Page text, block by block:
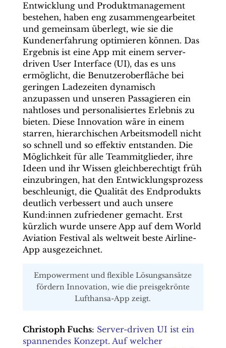
Entwicklung und Produktmanagement
bestehen, haben eng zusammengearbeitet
und gemeinsam überlegt, wie sie die
Kundenerfahrung optimieren können. Das
Ergebnis ist eine App mit einem server-
driven User Interface (UI), das es uns
ermöglicht, die Benutzeroberfläche bei
geringen Ladezeiten dynamisch
anzupassen und unseren Passagieren ein
nahtloses und personalisiertes Erlebnis zu
bieten. Diese Innovation wäre in einem
starren, hierarchischen Arbeitsmodell nicht
so schnell und so effektiv entstanden. Die
Möglichkeit für alle Teammitglieder, ihre
Ideen und ihr Wissen gleichberechtigt früh
einzubringen, hat den Entwicklungsprozess
beschleunigt, die Qualität des Endprodukts
deutlich verbessert und auch unsere
Kund:innen zufriedener gemacht. Erst
kürzlich wurde unsere App auf dem World
Aviation Festival als weltweit beste Airline-
App ausgezeichnet.
Empowerment und flexible Lösungsansätze
fördern Innovation, wie die preisgekrönte
Lufthansa-App zeigt.
Christoph Fuchs: Server-driven UI ist ein
spannendes Konzept. Auf welcher